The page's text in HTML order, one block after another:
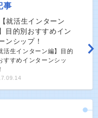
事
活生インターン編】目的
すすめインターンシッ